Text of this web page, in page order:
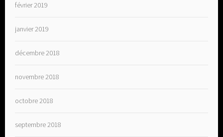
février 2019
janvier 2019
décembre 2018
novembre 2018
octobre 2018
septembre 2018